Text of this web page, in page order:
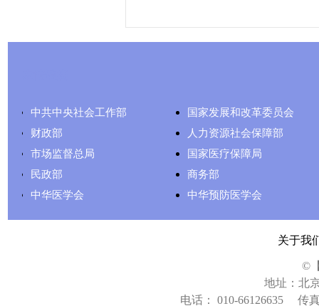
中共中央社会工作部
国家发展和改革委员会
财政部
人力资源社会保障部
市场监督总局
国家医疗保障局
民政部
商务部
中华医学会
中华预防医学会
关于我
©
地址：北
电话： 010-66126635
传